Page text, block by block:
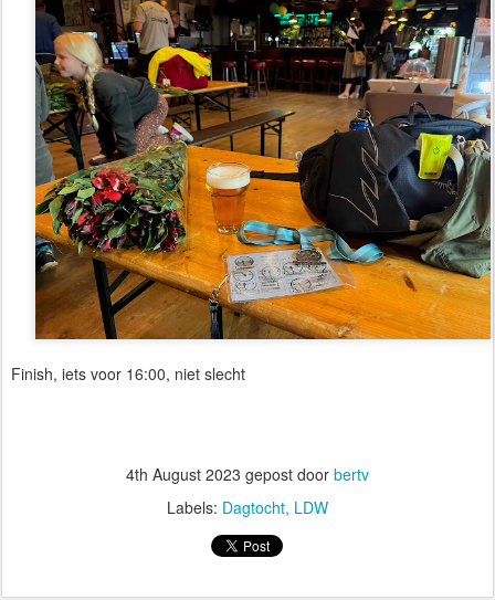
Finish, iets voor 16:00, niet slecht
4th August 2023 gepost door bertv
Labels: Dagtocht LDW